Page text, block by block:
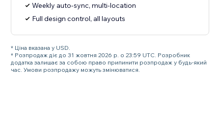
Weekly auto-sync, multi-location
Full design control, all layouts
* Ціна вказана у USD.
* Розпродаж діє до 31 жовтня 2026 р. о 23:59 UTC. Розробник
додатка залишає за собою право припинити розпродаж у будь-який
час. Умови розпродажу можуть змінюватися.